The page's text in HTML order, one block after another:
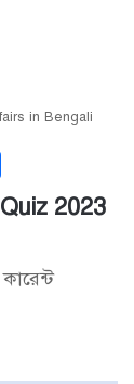
in Bengali
2023